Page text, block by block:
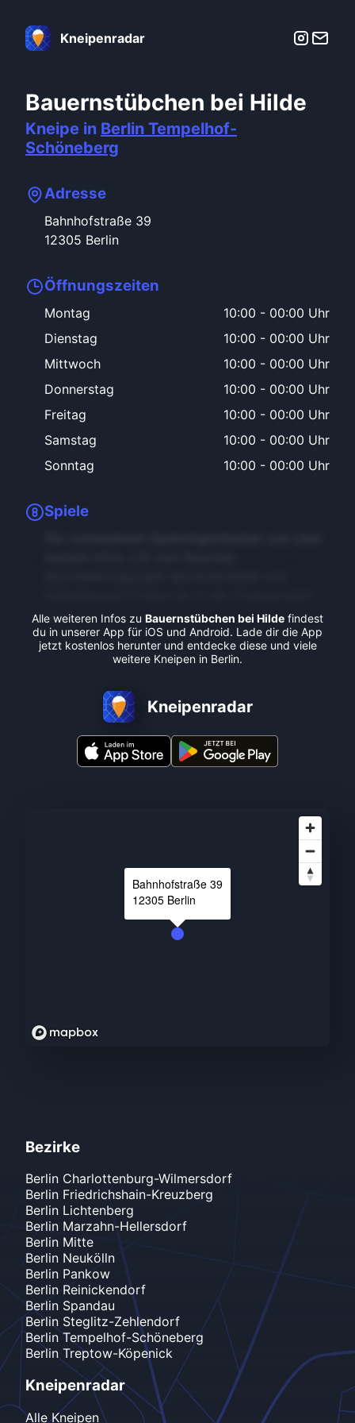
Kneipenradar
Bauernstübchen bei Hilde
Kneipe in Berlin Tempelhof-
Schöneberg
Adresse
Bahnhofstraße 39
12305 Berlin
Öffnungszeiten
Montag 10:00 - 00:00 Uhr
Dienstag
10:00 - 00:00 Uhr
Mittwoch
10:00 - 00:00 Uhr
Donnerstag
10:00 - 00:00 Uhr
Freitag
10:00 - 00:00 Uhr
Samstag
10:00 - 00:00 Uhr
Sonntag
10:00 - 00:00 Uhr
Spiele
App.
Alle weiteren Infos zu Bauernstübchen bei Hilde findest
du in unserer App für iOS und Android. Lade dir die App
jetzt kostenlos herunter und entdecke diese und viele
weitere Kneipen in Berlin.
Kneipenradar
Bahnhofstraße 39
12305 Berlin
Kneipenradar
Alle Kneipen
Bezirke
Berlin Charlottenburg-Wilmersdorf
Berlin Friedrichshain-Kreuzberg
Berlin Lichtenberg
Berlin Marzahn-Hellersdorf
Berlin Mitte
Berlin Neukölln
Berlin Pankow
BerlinReinickendorf
Berlin Spandau
Berlin Steglitz-Zehlendorf
BerlinTempelhof-Schöneberg
Berlin Treptow-Köpenick